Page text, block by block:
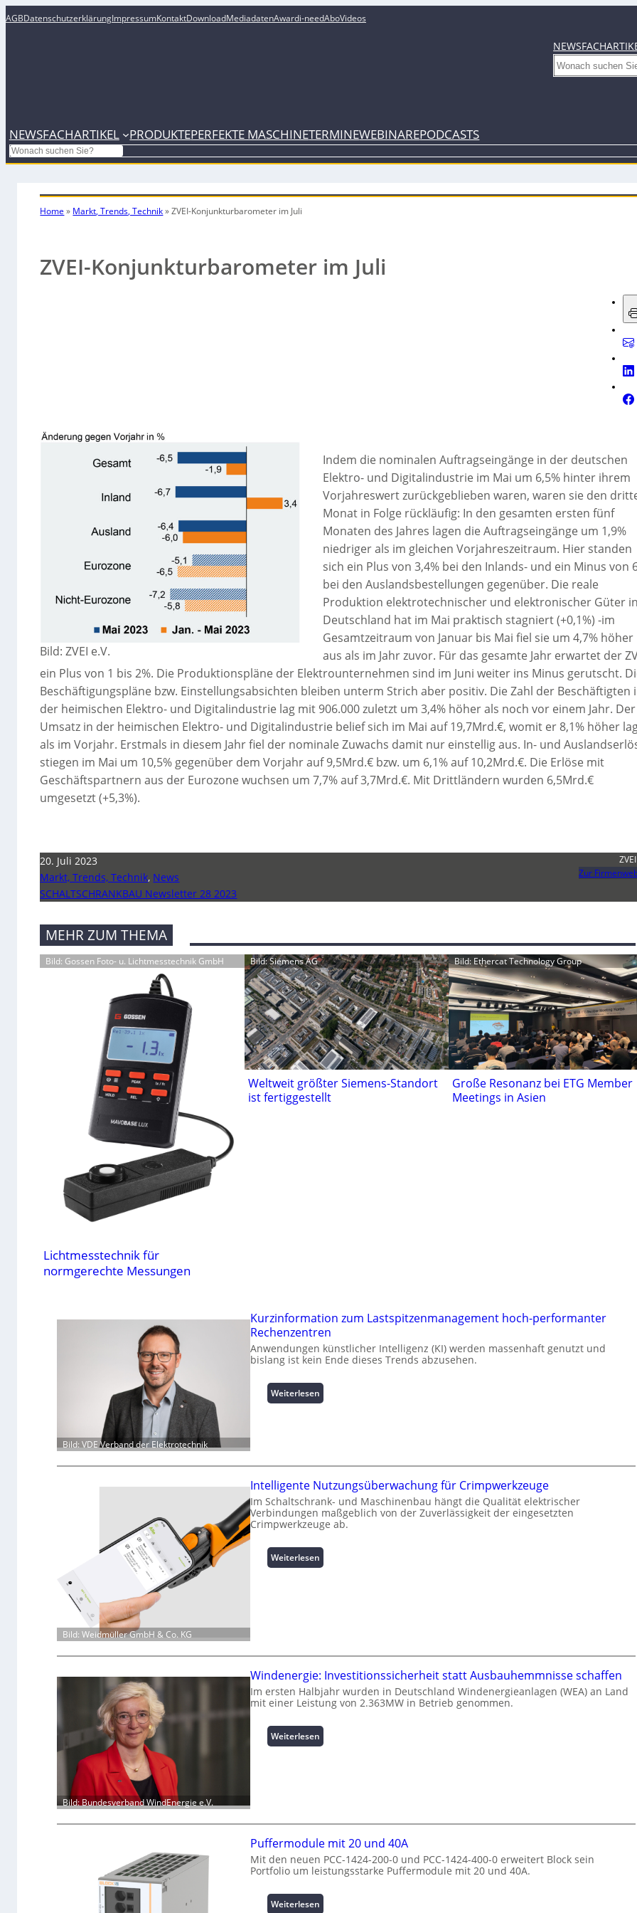
AGBDatenschutzerklärungImpressumKontaktDownloadMediadatenAwardi-needAboVideos
NEWS
Search
NEWSFACHARTIKEL PRODUKTEPERFEKTE MASCHINETERMINEWEBINAREPODCASTS
Search
Home » Markt, Trends, Technik»ZVEI-Konjunkturbarometer im Juli
ZVEI-Konjunkturbarometer im Juli
Bild: ZVEI e.V.
Indem die nominalen Auftragseingänge in der deutschen
Elektro- und Digitalindustrie im Mai um 6,5% hinter ihrem
Vorjahreswert zurückgeblieben waren, waren sie den
Monat in Folge rückläufig: In den gesamten ersten fünf
Monaten des Jahres lagen die Auftragseingänge um 1,9%
niedriger als im gleichen Vorjahreszeitraum. Hier standen
sich ein Plus von 3,4% bei den Inlands- und ein Minus von
bei den Auslandsbestellungen gegenüber. Die reale
Produktion elektrotechnischer und elektronischer Güter in
Deutschland hat im Mai praktisch stagniert (+0,1%) -im
Gesamtzeitraum von Januar bis Mai fiel sie um 4,7% höher
aus als im Jahr zuvor. Für das gesamte Jahr erwartet der
ein Plus von 1 bis 2%. Die Produktionspläne der Elektrounternehmen sind im Juni weiter ins Minus gerutscht.
Beschäftigungspläne bzw. Einstellungsabsichten bleiben unterm Strich aber positiv. Die Zahl der Beschäftigten
der heimischen Elektro- und Digitalindustrie lag mit 906.000 zuletzt um 3,4% höher als noch vor einem Jahr. Der
Umsatz in der heimischen Elektro- und Digitalindustrie belief sich im Mai auf 19,7Mrd.€, womit er 8,1% höher
als im Vorjahr. Erstmals in diesem Jahr fiel der nominale Zuwachs damit nur einstellig aus. In- und
stiegen im Mai um 10,5% gegenüber dem Vorjahr auf 9,5Mrd.€ bzw. um 6,1% auf 10,2Mrd.€. Die Erlöse mit
Geschäftspartnern aus der Eurozone wuchsen um 7,7% auf 3,7Mrd.€. Mit Drittländern wurden 6,5Mrd.€
umgesetzt (+5,3%).
20. Juli 2023
Markt, Trends, Technik, News
SCHALTSCHRANKBAU Newsletter 28 2023
Zur
MEHR ZUM THEMA
Bild: Gossen Foto- u. Lichtmesstechnik GmbH
Lichtmesstechnik für
normgerechte Messungen
Bild: Siemens AG
Weltweit größter Siemens-Standort
ist fertiggestellt
Bild: Ethercat Technology Group
Große Resonanz bei ETG Member
Meetings in Asien
Bild: VDE Verband der Elektrotechnik
Kurzinformation zum Lastspitzenmanagement hoch-performanter
Rechenzentren
Anwendungen künstlicher Intelligenz (KI) werden massenhaft genutzt und
bislang ist kein Ende dieses Trends abzusehen.
Weiterlesen:
K
f
o
r
m
t
i
s
t
s
i
t
n
a
e
e
n
Bild: Weidmüller GmbH & Co. KG
Intelligente Nutzungsüberwachung für Crimpwerkzeuge
Im Schaltschrank- und Maschinenbau hängt die Qualität elektrischer
Verbindungen maßgeblich von der Zuverlässigkeit der eingesetzten
Crimpwerkzeuge ab.
Weiterlesen:
I
e
n
t
N
u
s
ü
b
e
w
a
Bild: Bundesverband WindEnergie e.V.
Windenergie: Investitionssicherheit statt Ausbauhemmnisse schaffen
Im ersten Halbjahr wurden in Deutschland Windenergieanlagen (WEA) an Land
mit einer Leistung von 2.363MW in Betrieb genommen.
Weiterlesen:
W
r
g
i
:
Puffermodule mit 20 und 40A
Mit den neuen PCC-1424-200-0 und PCC-1424-400-0 erweitert Block sein
Portfolio um leistungsstarke Puffermodule mit 20 und 40A.
Weiterlesen: